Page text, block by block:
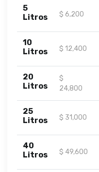
5
Litros
$ 6,200
10
Litros
$ 12,400
20
Litros
$
24,800
25
Litros
$ 31,000
40
Litros
$ 49,600